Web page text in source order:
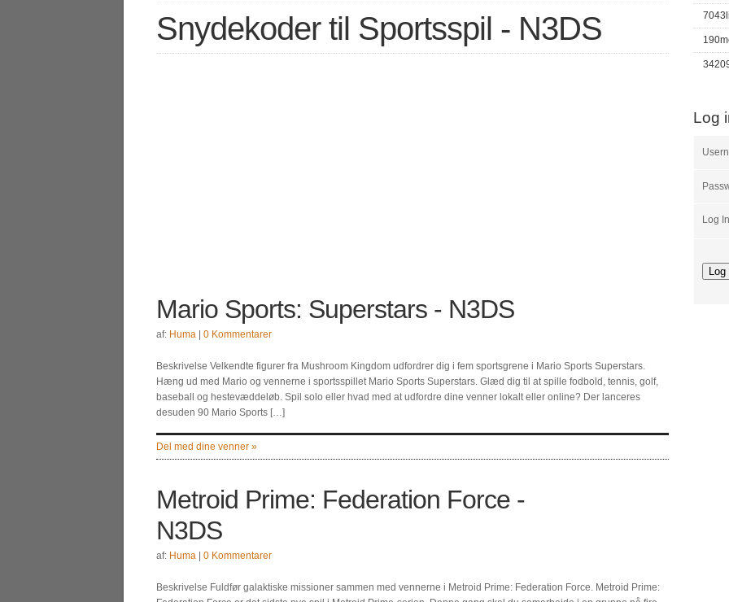
Snydekoder til Sportsspil - N3DS
Mario Sports: Superstars - N3DS
af: Huma 0 Kommentarer
Beskrivelse Velkendte figurer fra Mushroom Kingdom udfordrer dig i fem sportsgrene i Mario Sports Superstars.
Hæng ud med Mario og vennerne i sportsspillet Mario Sports Superstars. Glæd dig til at spille fodbold, tennis, golf,
baseball og hestevæddeløb. Spil solo eller hvad med at udfordre dine venner lokalt eller online? Der lanceres
desuden 90 Mario Sports […]
Del med dine venner »
Metroid Prime: Federation Force -
N3DS
af: Huma 0 Kommentarer
Beskrivelse Fuldfør galaktiske missioner sammen med vennerne i Metroid Prime: Federation Force. Metroid Prime:
7043
190
Log
Log